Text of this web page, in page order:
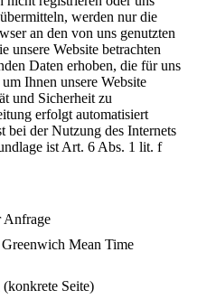
werden nur die
an den von uns genutzten
unsere Website betrachten
Daten erhoben, die für uns
Ihnen unsere Website
und Sicherheit zu
erfolgt automatisiert
bei der Nutzung des Internets
ist Art. 6 Abs. 1 lit. f
Anfrage
Mean Time
Seite)